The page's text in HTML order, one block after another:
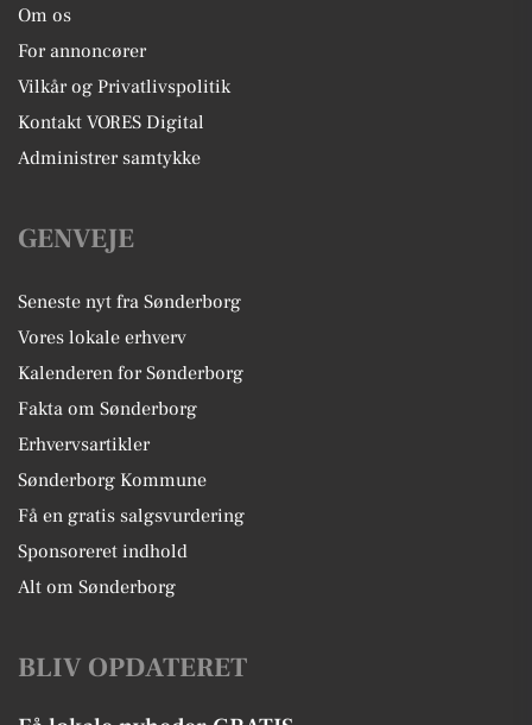
Om os
For annoncører
Vilkår og Privatlivspolitik
Kontakt VORES Digital
Administrer samtykke
GENVEJE
Seneste nyt fra Sønderborg
Vores lokale erhverv
Kalenderen for Sønderborg
Fakta om Sønderborg
Erhvervsartikler
Sønderborg Kommune
Få en gratis salgsvurdering
Sponsoreret indhold
Alt om Sønderborg
BLIV OPDATERET